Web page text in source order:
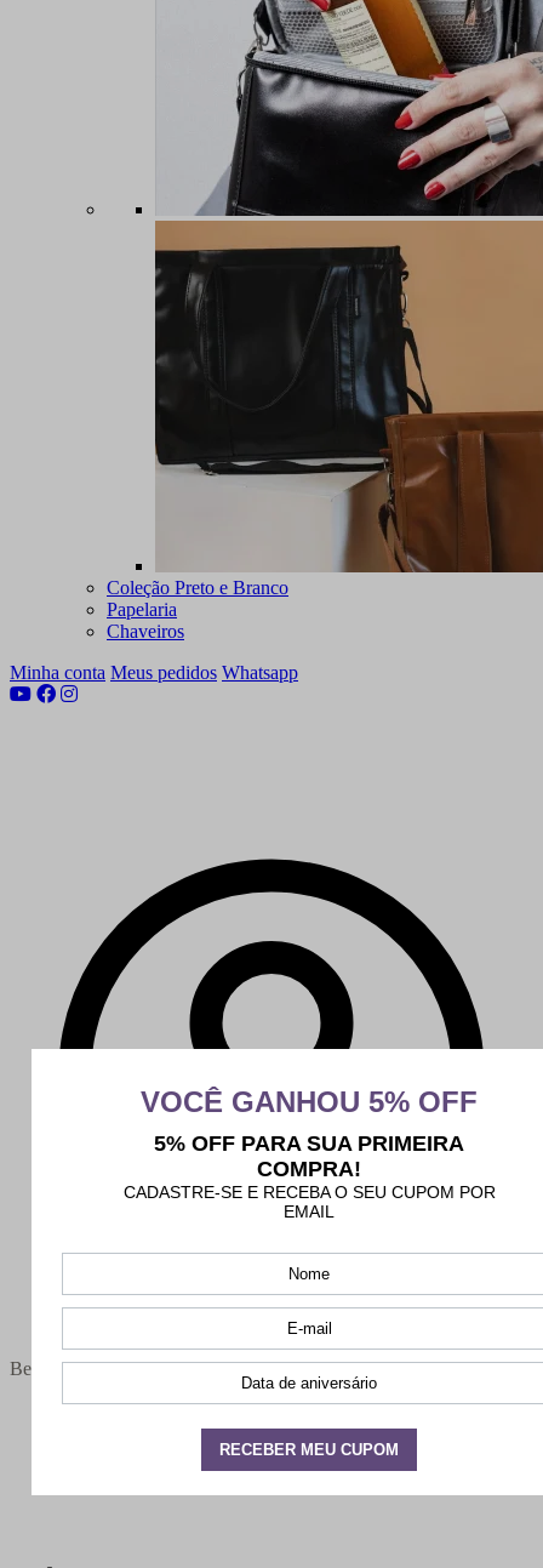
Coleção Preto e Branco
Papelaria
Chaveiros
Minha conta Meus pedidos Whatsapp
Bem-vindo(a),
Minha conta